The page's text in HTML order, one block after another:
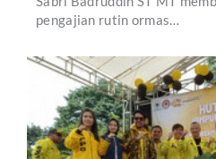
pengajian rutin ormas…